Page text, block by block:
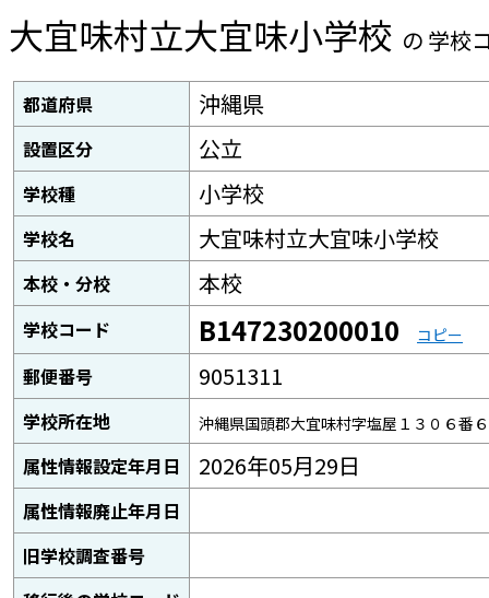
大宜味村立大宜味小学校 の 学校
都道府県 沖縄県
設置区分 公立
学校種 小学校
学校名 大宜味村立大宜味小学校
本校・分校 本校
学校コード B147230200010 コピー
郵便番号 9051311
学校所在地 沖縄県国頭郡大宜味村字塩屋１３０６番６
属性情報設定年月日 2026年05月29日
属性情報廃止年月日
旧学校調査番号